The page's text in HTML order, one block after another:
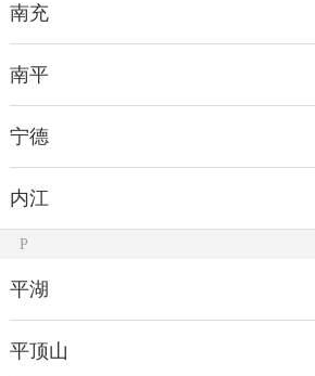
南充
南平
宁德
内江
P
平湖
平顶山